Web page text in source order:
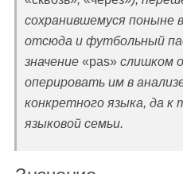
сохранившемуся поныне
отсюда и футбольный
значение «pas» слишком
оперировать им в
конкретного языка, да к
языковой семьи.